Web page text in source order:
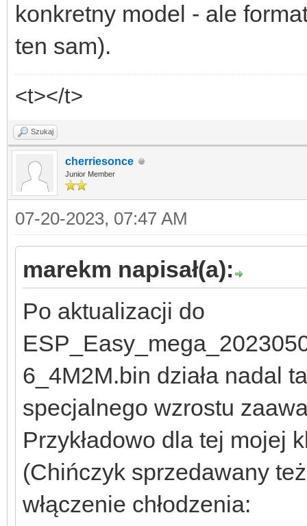
konkretny model - ale
ten sam).
<t></t>
Szukaj
cherriesonce
Junior Member
07-20-2023, 07:47 AM
marekm napisał(a):
Po aktualizacji do
6_4M2M.bin działa nadal
specjalnego wzrostu
Przykładowo dla tej mojej
(Chińczyk sprzedawany
włączenie chłodzenia: